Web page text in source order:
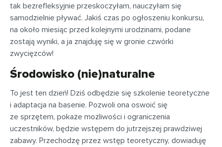
tak bezrefleksyjnie przeskoczyłam, nauczyłam się
samodzielnie pływać. Jakiś czas po ogłoszeniu konkursu,
na około miesiąc przed kolejnymi urodzinami, podane
zostają wyniki, a ja znajduję się w gronie czwórki
zwycięzców!
Środowisko (nie)naturalne
To jest ten dzień! Dziś odbędzie się szkolenie teoretyczne
i adaptacja na basenie. Pozwoli ona oswoić się
ze sprzętem, pokaże możliwości i ograniczenia
uczestników, będzie wstępem do jutrzejszej prawdziwej
zabawy. Przechodzę przez wstęp teoretyczny, dowiaduję